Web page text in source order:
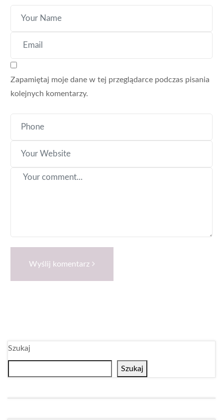
Zapamiętaj moje dane w tej przeglądarce podczas pisania
kolejnych komentarzy.
Wyślij komentarz
Szukaj
Szukaj